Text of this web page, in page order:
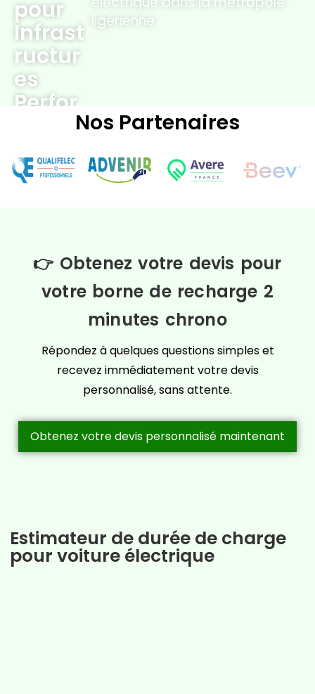
pour
Infrast
ructur
es
Perfor
mante
s
ligérienne.
Nos Partenaires
👉 Obtenez votre devis pour
votre borne de recharge 2
minutes chrono
Répondez à quelques questions simples et
recevez immédiatement votre devis
personnalisé, sans attente.
Obtenez votre devis personnalisé maintenant
Estimateur de durée de charge
pour voiture électrique